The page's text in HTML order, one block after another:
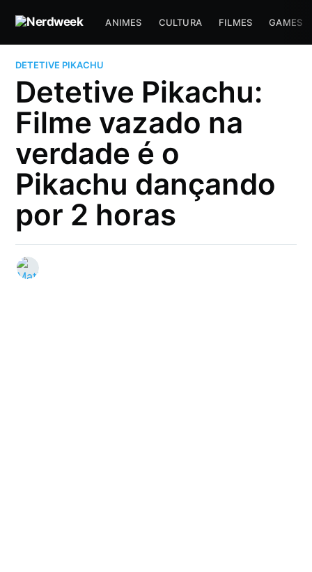
ANIMES CULTURA FILMES GAMES
DETETIVE PIKACHU
Detetive Pikachu:
Filme vazado na
verdade é o
Pikachu dançando
por 2 horas